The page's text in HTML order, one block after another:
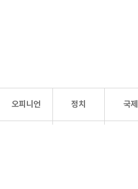
오피니언 정치 국제